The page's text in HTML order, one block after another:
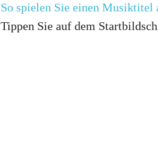
So spielen Sie einen Musiktitel
Tippen Sie auf dem